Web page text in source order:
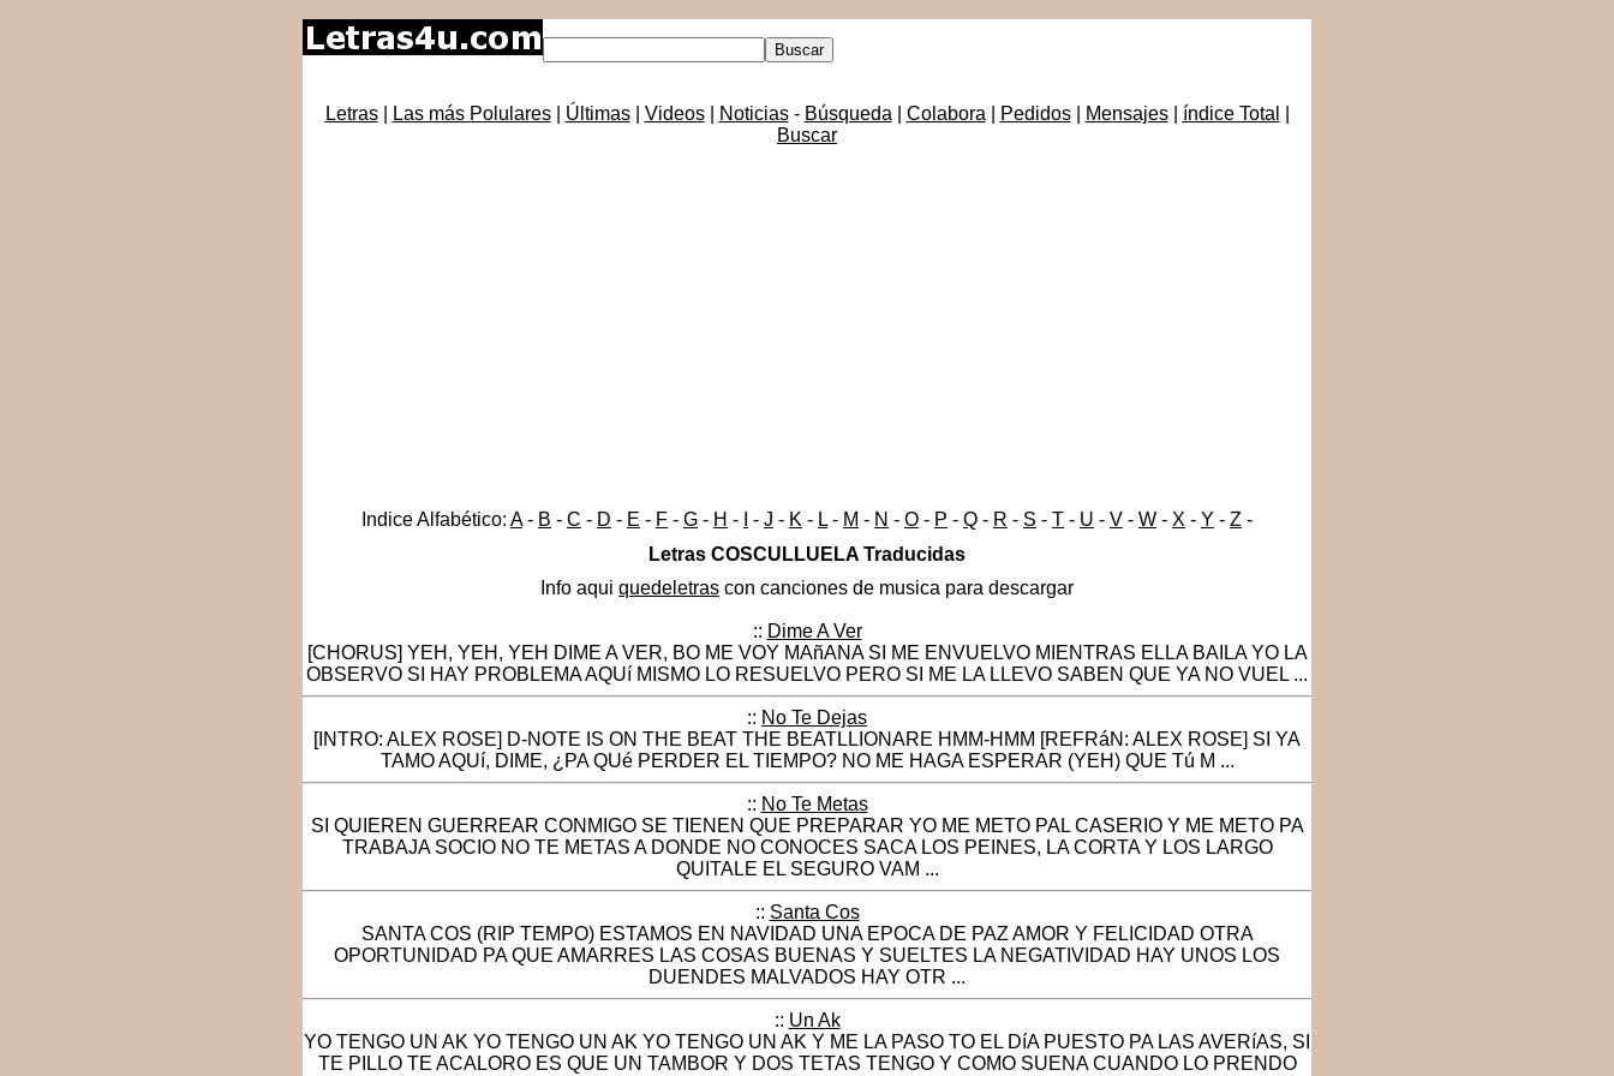
Letras| Las más Polulares| Últimas| Videos| Noticias- Búsqueda Colabora Pedidos| Mensajes| índice Total
Buscar
Indice Alfabético: A- B - C - D - E - F - G - H - - J - K - L - M - N - O - P - Q - R - S - T - U - V - W - X - Y - Z -
Letras COSCULLUELA Traducidas
Info aqui quedeletras con canciones de musica para descargar
:: Dime A Ver
[CHORUS] YEH, YEH, YEH DIME A VER, BO ME VOY MAñANA SI ME ENVUELVO MIENTRAS ELLA BAILA YO LA
OBSERVO SI HAY PROBLEMA AQUí MISMO LO RESUELVO PERO SI ME LA LLEVO SABEN QUE YA NO VUEL ...
:: No Te Dejas
[INTRO: ALEX ROSE] D-NOTE IS ON THE BEAT THE BEATLLIONARE HMM-HMM [REFRáN: ALEX ROSE] SI YA
TAMO AQUí, DIME, ¿PA QUé PERDER EL TIEMPO? NO ME HAGA ESPERAR (YEH) QUE Tú M ...
:: No Te Metas
SI QUIEREN GUERREAR CONMIGO SE TIENEN QUE PREPARAR YO ME METO PAL CASERIO Y ME METO PA
TRABAJA SOCIO NO TE METAS A DONDE NO CONOCES SACA LOS PEINES, LA CORTA Y LOS LARGO
QUITALE EL SEGURO VAM ...
:: Santa Cos
SANTA COS (RIP TEMPO) ESTAMOS EN NAVIDAD UNA EPOCA DE PAZ AMOR Y FELICIDAD OTRA
OPORTUNIDAD PA QUE AMARRES LAS COSAS BUENAS Y SUELTES LA NEGATIVIDAD HAY UNOS LOS
DUENDES MALVADOS HAY OTR ...
:: Un Ak
YO TENGO UN AK YO TENGO UN AK YO TENGO UN AK Y ME LA PASO TO EL DíA PUESTO PA LAS AVERíAS, SI
TE PILLO TE ACALORO ES QUE UN TAMBOR Y DOS TETAS TENGO Y COMO SUENA CUANDO LO PRENDO